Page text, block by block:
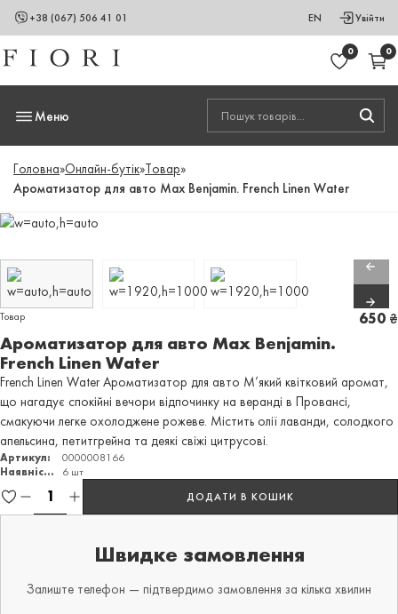
+38 (067) 506 41 01 EN Увійти
0 0
Меню
Головна»Онлайн-бутік»Товар»
Ароматизатор для авто Max Benjamin. French Linen Water
Товар
Ароматизатор для авто Max Benjamin.
French Linen Water
650 ₴
French Linen Water Ароматизатор для авто М’який квітковий аромат,
що нагадує спокійні вечори відпочинку на веранді в Провансі,
смакуючи легке охолоджене рожеве. Містить олії лаванди, солодкого
апельсина, петитгрейна та деякі свіжі цитрусові.
Артикул:
0000008166
Наявність:
6 шт
ДОДАТИ В КОШИК
Швидке замовлення
Залиште телефон — підтвердимо замовлення за кілька хвилин